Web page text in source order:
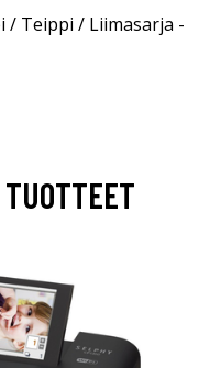
/ Teippi / Liimasarja -